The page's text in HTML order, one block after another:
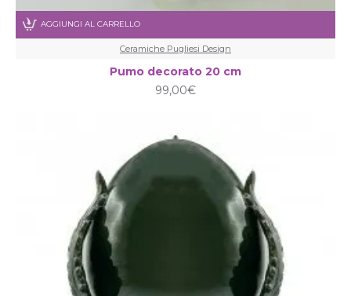
Ceramiche Pugliesi Design
Pumo decorato 20 cm
99,00€
AGGIUNGI AL CARRELLO